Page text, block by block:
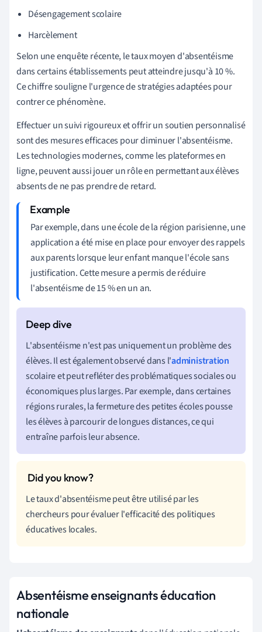
Désengagement scolaire
Harcèlement
Selon une enquête récente, le taux moyen d'absentéisme
dans certains établissements peut atteindre jusqu'à 10 %.
Ce chiffre souligne l'urgence de stratégies adaptées pour
contrer ce phénomène.
Effectuer un suivi rigoureux et offrir un soutien personnalisé
sont des mesures efficaces pour diminuer l'absentéisme.
Les technologies modernes, comme les plateformes en
ligne, peuvent aussi jouer un rôle en permettant aux élèves
absents de ne pas prendre de retard.
Par exemple, dans une école de la région parisienne, une
application a été mise en place pour envoyer des rappels
aux parents lorsque leur enfant manque l'école sans
justification. Cette mesure a permis de réduire
l'absentéisme de 15 % en un an.
L'absentéisme n'est pas uniquement un problème des
élèves. Il est également observé dans l'administration
scolaire et peut refléter des problématiques sociales ou
économiques plus larges. Par exemple, dans certaines
régions rurales, la fermeture des petites écoles pousse
les élèves à parcourir de longues distances, ce qui
entraîne parfois leur absence.
Le taux d'absentéisme peut être utilisé par les
chercheurs pour évaluer l'efficacité des politiques
éducatives locales.
Absentéisme enseignants éducation
nationale